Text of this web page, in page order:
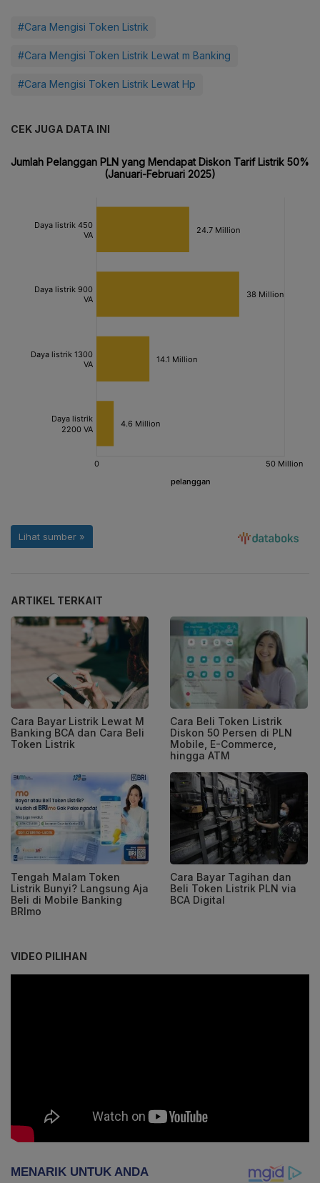
#Cara Mengisi Token Listrik
#Cara Mengisi Token Listrik Lewat m Banking
#Cara Mengisi Token Listrik Lewat Hp
CEK JUGA DATA INI
ARTIKEL TERKAIT
Cara Bayar Listrik Lewat M
Banking BCA dan Cara Beli
Token Listrik
Cara Beli Token Listrik
Diskon 50 Persen di PLN
Mobile, E-Commerce,
hingga ATM
Tengah Malam Token
Listrik Bunyi? Langsung Aja
Beli di Mobile Banking
BRImo
Cara Bayar Tagihan dan
Beli Token Listrik PLN via
BCA Digital
VIDEO PILIHAN